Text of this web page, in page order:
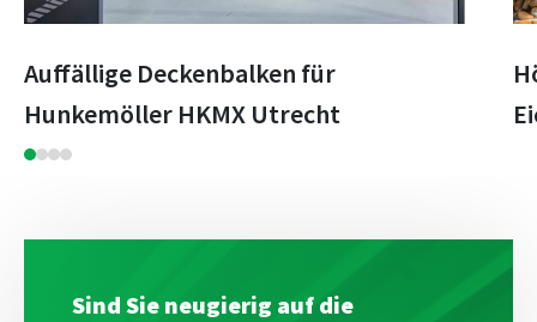
Auffällige Deckenbalken für
Hunkemöller HKMX Utrecht
Sind Sie neugierig auf die